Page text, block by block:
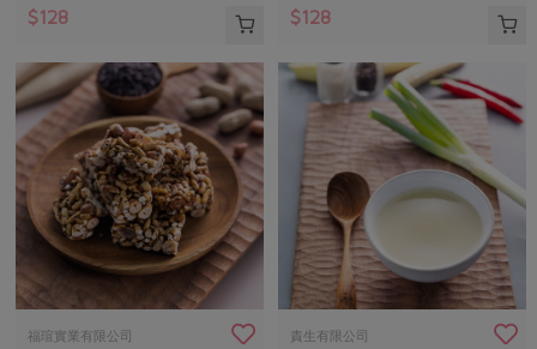
$128 $128
福瑄實業有限公司 責生有限公司